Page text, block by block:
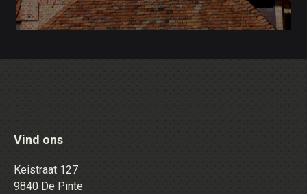
Vind ons
Keistraat 127
9840 De Pinte